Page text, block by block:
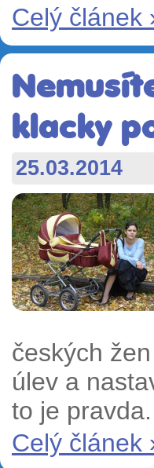
Celý článek
klacky
25.03.2014
českých
úlev a
to je
Celý článek